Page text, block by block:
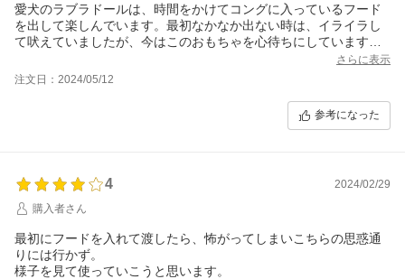
愛犬のラブラドールは、時間をかけてコングに入っているフード
を出して楽しんでいます。最初なかなか出ない時は、イライラし
て吠えていましたが、今はこのおもちゃを心待ちにしています。
大きさは、大型犬にもちょうどよく、鼻で倒して夢中です。さらに表示
注文日：2024/05/12
参考になった
4
2024/02/29
購入者さん
最初にフードを入れて渡したら、怖がってしまいこちらの思惑通
りには行かず。
様子を見て使っていこうと思います。